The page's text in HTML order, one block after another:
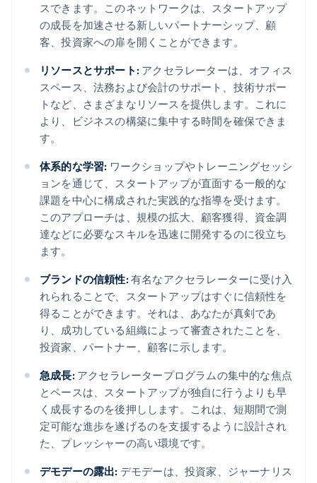
スできます。このネットワークは、スタートアップ
の成長を加速させる新しいパートナーシップ、顧
客、投資家への扉を開くことができます。
リソースとサポート: アクセラレーターは、オフィス
スペース、法務および会計のサポート、技術サポー
トなど、さまざまなリソースを提供します。これに
より、ビジネスの構築に集中する時間を確保できま
す。
体系的な学習: ワークショップやトレーニングセッシ
ョンを通じて、スタートアップが直面する一般的な
課題を中心に構成された実践的な指導を受けます。
このアプローチは、規模の拡大、顧客獲得、資金調
達などに必要なスキルを迅速に開発するのに役立ち
ます。
ブランドの信頼性: 有名なアクセラレーターに受け入
れられることで、スタートアップはすぐに信頼性を
得ることができます。それは、あなたが真剣であ
り、成功している組織によって審査されたことを、
投資家、パートナー、顧客に示します。
急成長: アクセラレータープログラムの集中的な焦点
とペースは、スタートアップが独自に行うよりも早
く成長するのを後押しします。これは、短期間で測
定可能な進歩を遂げるのを支援するように設計され
た、プレッシャーの高い環境です。
デモデーの露出: デモデーは、投資家、ジャーナリス